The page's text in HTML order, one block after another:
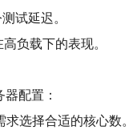
试延迟。
负载下的表现。
配置：
选择合适的核心数。